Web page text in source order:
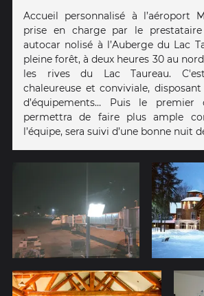
Accueil personnalisé à l’aéroport
prise en charge par le
autocar nolisé à l’Auberge du Lac
pleine forêt, à deux heures 30 au
les rives du Lac Taureau.
chaleureuse et conviviale,
d’équipements… Puis le
permettra de faire plus ample
l’équipe, sera suivi d’une bonne nuit